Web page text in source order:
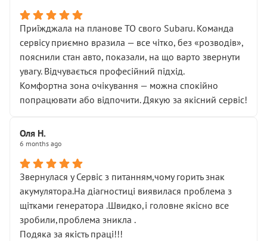
Приїжджала на планове ТО свого Subaru. Команда
сервісу приємно вразила — все чітко, без «розводів»,
пояснили стан авто, показали, на що варто звернути
увагу. Відчувається професійний підхід.
Комфортна зона очікування — можна спокійно
попрацювати або відпочити. Дякую за якісний сервіс!
Оля Н.
6 months ago
Звернулася у Сервіс з питанням,чому горить знак
акумулятора.На діагностиці виявилася проблема з
щітками генератора .Швидко,і головне якісно все
зробили,проблема зникла .
Подяка за якість праці!!!